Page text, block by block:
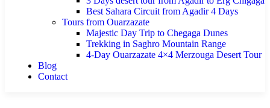
Best Sahara Circuit from Agadir 4 Days
Tours from Ouarzazate
Majestic Day Trip to Chegaga Dunes
Trekking in Saghro Mountain Range
4-Day Ouarzazate 4×4 Merzouga Desert Tour
Blog
Contact